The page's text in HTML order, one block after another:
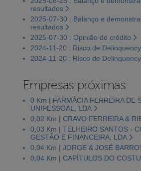
resultados
2025-07-30 : Balanço e
resultados
2025-07-30 : Opinião de crédito
2024-11-20 : Risco de Delinquency
2024-11-20 : Risco de Delinquency
Empresas próximas
0 Km | FARMÁCIA FERREIRA DE
UNIPESSOAL, LDA
0,02 Km | CRAVO FERREIRA &
0,03 Km | TELHEIRO SANTOS -
GESTÃO E FINANCEIRA, LDA
0,04 Km | JORGE & JOSÉ
0,04 Km | CAPÍTULOS DO